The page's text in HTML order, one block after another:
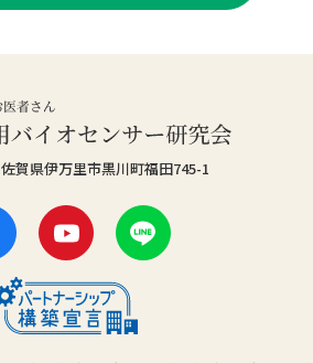
佐賀県伊万里市黒川町福田745-1